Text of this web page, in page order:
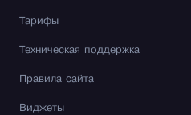
Тарифы
Техническая поддержка
Правила сайта
Виджеты